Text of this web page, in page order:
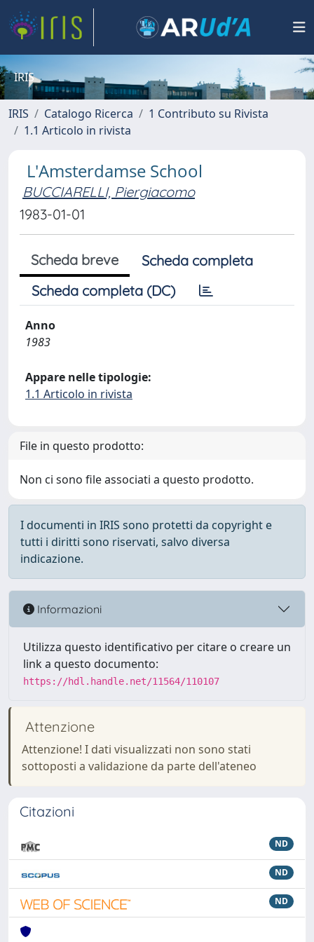
IRIS
IRIS Catalogo Ricerca
1 Contributo su Rivista
1.1 Articolo in rivista
L'Amsterdamse School
BUCCIARELLI, Piergiacomo
1983-01-01
Scheda breve
Scheda completa
Scheda completa (DC)
Anno
1983
Appare nelle tipologie:
1.1 Articolo in rivista
File in questo prodotto:
Non ci sono file associati a questo prodotto.
I documenti in IRIS sono protetti da copyright e
tutti i diritti sono riservati, salvo diversa
indicazione.
Informazioni
Utilizza questo identificativo per citare o creare un
link a questo documento:
https://hdl.handle.net/11564/110107
Attenzione
Attenzione! I dati visualizzati non sono stati
sottoposti a validazione da parte dell'ateneo
Citazioni
ND
ND
ND